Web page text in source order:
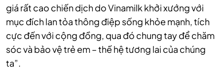
giá rất cao chiến dịch do Vinamilk khởi xướng với
mục đích lan tỏa thông điệp sống khỏe mạnh, tích
cực đến với cộng đồng, qua đó chung tay để chăm
sóc và bảo vệ trẻ em – thế hệ tương lai của chúng
ta”.